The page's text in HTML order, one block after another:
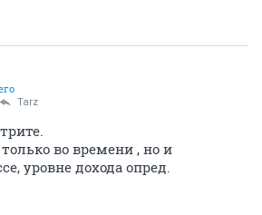
Tarz
во времени , но и
уровне дохода опред.